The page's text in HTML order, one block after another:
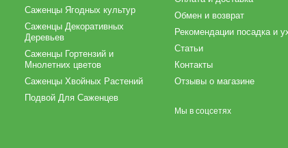
Саженцы Ягодных культур
Саженцы Декоративных
Деревьев
Саженцы Гортензий и
Мнолетних цветов
Саженцы Хвойных Растений
Подвой Для Саженцев
Обмен и возврат
Рекомендации посадка и
Статьи
Контакты
Отзывы о магазине
Мы в соцсетях